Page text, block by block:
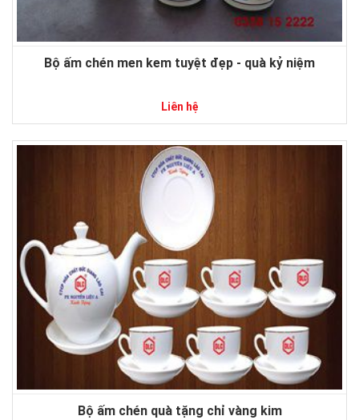
Bộ ấm chén men kem tuyệt đẹp - quà kỷ niệm
Liên hệ
Bộ ấm chén quà tặng chỉ vàng kim